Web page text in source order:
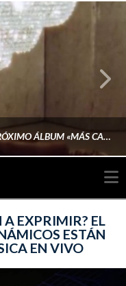
BAD GYAL ANUNCIA LA FECHA DE SU PRÓXIMO ÁLBUM «MÁS CARA»
EXPRIMIR? EL
ESTÁN
EN VIVO